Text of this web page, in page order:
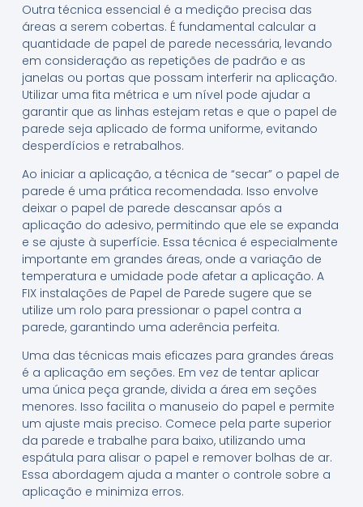
Outra técnica essencial é a medição precisa das
áreas a serem cobertas. É fundamental calcular a
quantidade de papel de parede necessária, levando
em consideração as repetições de padrão e as
janelas ou portas que possam interferir na aplicação.
Utilizar uma fita métrica e um nível pode ajudar a
garantir que as linhas estejam retas e que o papel de
parede seja aplicado de forma uniforme, evitando
desperdícios e retrabalhos.
Ao iniciar a aplicação, a técnica de “secar” o papel de
parede é uma prática recomendada. Isso envolve
deixar o papel de parede descansar após a
aplicação do adesivo, permitindo que ele se expanda
e se ajuste à superfície. Essa técnica é especialmente
importante em grandes áreas, onde a variação de
temperatura e umidade pode afetar a aplicação. A
FIX instalações de Papel de Parede sugere que se
utilize um rolo para pressionar o papel contra a
parede, garantindo uma aderência perfeita.
Uma das técnicas mais eficazes para grandes áreas
é a aplicação em seções. Em vez de tentar aplicar
uma única peça grande, divida a área em seções
menores. Isso facilita o manuseio do papel e permite
um ajuste mais preciso. Comece pela parte superior
da parede e trabalhe para baixo, utilizando uma
espátula para alisar o papel e remover bolhas de ar.
Essa abordagem ajuda a manter o controle sobre a
aplicação e minimiza erros.